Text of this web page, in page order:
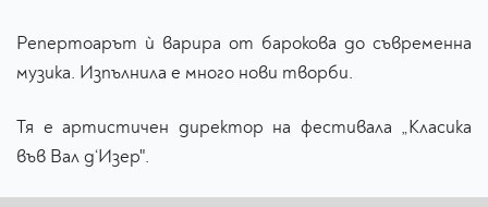
Репертоарът ѝ варира от барокова до съвременна
музика. Изпълнила е много нови творби.
Тя е артистичен директор на фестивала „Класика
във Вал д‘Изер".